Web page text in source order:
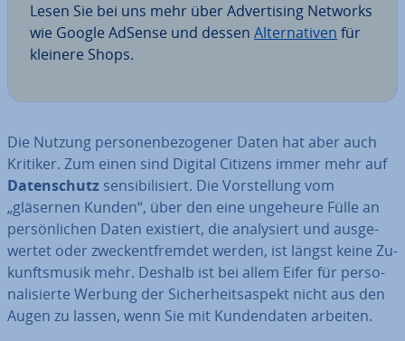
Lesen Sie bei uns mehr über Ad­ver­ti­sing Networks
wie Google AdSense und dessen Al­ter­na­ti­ven für
kleinere Shops.
Die Nutzung per­so­nen­be­zo­ge­ner Daten hat aber auch
Kritiker. Zum einen sind Digital Citizens immer mehr auf
Da­ten­schutz sen­si­bi­li­siert. Die Vor­stel­lung vom
„gläsernen Kunden“, über den eine ungeheure Fülle an
per­sön­li­chen Daten existiert, die ana­ly­siert und aus­ge­
wer­tet oder zweck­ent­frem­det werden, ist längst keine Zu­
kunfts­mu­sik mehr. Deshalb ist bei allem Eifer für per­so­
na­li­sier­te Werbung der Si­cher­heits­aspekt nicht aus den
Augen zu lassen, wenn Sie mit Kun­den­da­ten arbeiten.